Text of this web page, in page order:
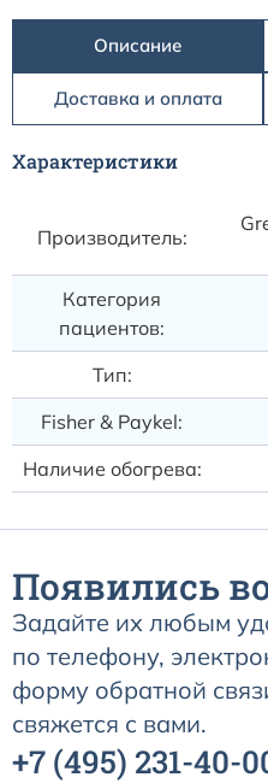
Описание
Доставка и оплата
Характеристики
Производитель:
Категория
пациентов:
Тип:
Fisher & Paykel:
Наличие обогрева:
Появились
Задайте их любым
по телефону,
форму обратной
свяжется с вами.
+7 (495) 231-40-